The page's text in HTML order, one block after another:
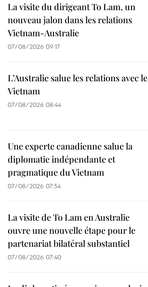
La visite du dirigeant To Lam, un
nouveau jalon dans les relations
Vietnam-Australie
07/08/2026 09:17
L’Australie salue les relations avec le
Vietnam
07/08/2026 08:44
Une experte canadienne salue la
diplomatie indépendante et
pragmatique du Vietnam
07/08/2026 07:54
La visite de To Lam en Australie
ouvre une nouvelle étape pour le
partenariat bilatéral substantiel
07/08/2026 07:40